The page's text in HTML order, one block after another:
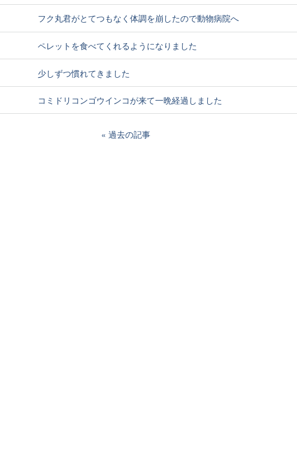
フク丸君がとてつもなく体調を崩したので動物病院へ
ペレットを食べてくれるようになりました
少しずつ慣れてきました
コミドリコンゴウインコが来て一晩経過しました
過去の記事